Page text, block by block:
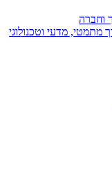
וחברה
מתמטי, מדעי וטכנולוגי